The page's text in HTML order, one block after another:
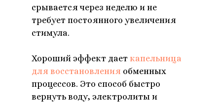
срывается через неделю и не
требует постоянного увеличения
стимула.
Хороший эффект дает капельница
для восстановления обменных
процессов. Это способ быстро
вернуть воду, электролиты и